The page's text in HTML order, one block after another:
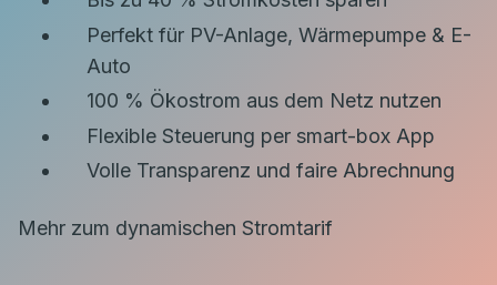
Perfekt für PV-Anlage, Wärmepumpe & E-
Auto
100 % Ökostrom aus dem Netz nutzen
Flexible Steuerung per smart-box App
Volle Transparenz und faire Abrechnung
Mehr zum dynamischen Stromtarif